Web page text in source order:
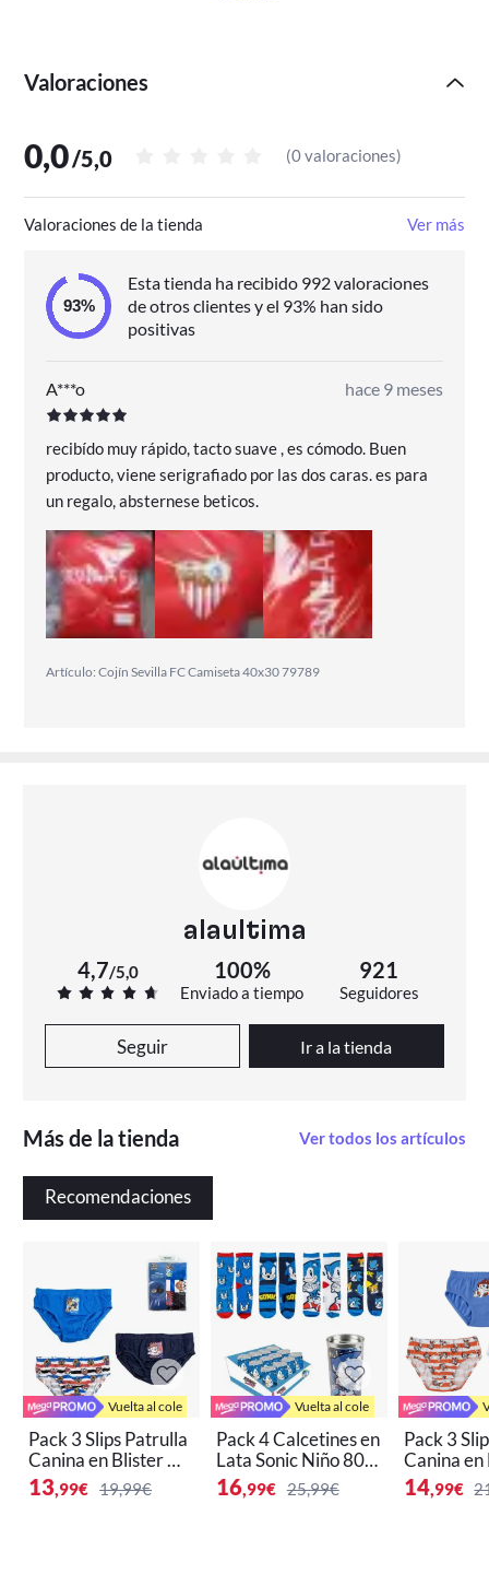
Valoraciones
0,0/5,0 (0 valoraciones)
Valoraciones de la tienda Ver más
Esta tienda ha recibido 992 valoraciones
de otros clientes y el 93% han sido
positivas
A***o hace 9 meses
recibído muy rápido, tacto suave , es cómodo. Buen
producto, viene serigrafiado por las dos caras. es para
un regalo, absternese beticos.
Artículo: Cojín Sevilla FC Camiseta 40x30 79789
alaultima
4,7/5,0 100%
Enviado a tiempo
921
Seguidores
Seguir Ir a la tienda
Más de la tienda Ver todos los artículos
Recomendaciones
Vuelta al cole
Pack 3 Slips Patrulla
Canina en Blister Ni
ño 80243
13,99€ 19,99€
Vuelta al cole
Pack 4 Calcetines en
Lata Sonic Niño 802
67
16,99€ 25,99€
Pack 3
Canina
ño 84864
14,99€